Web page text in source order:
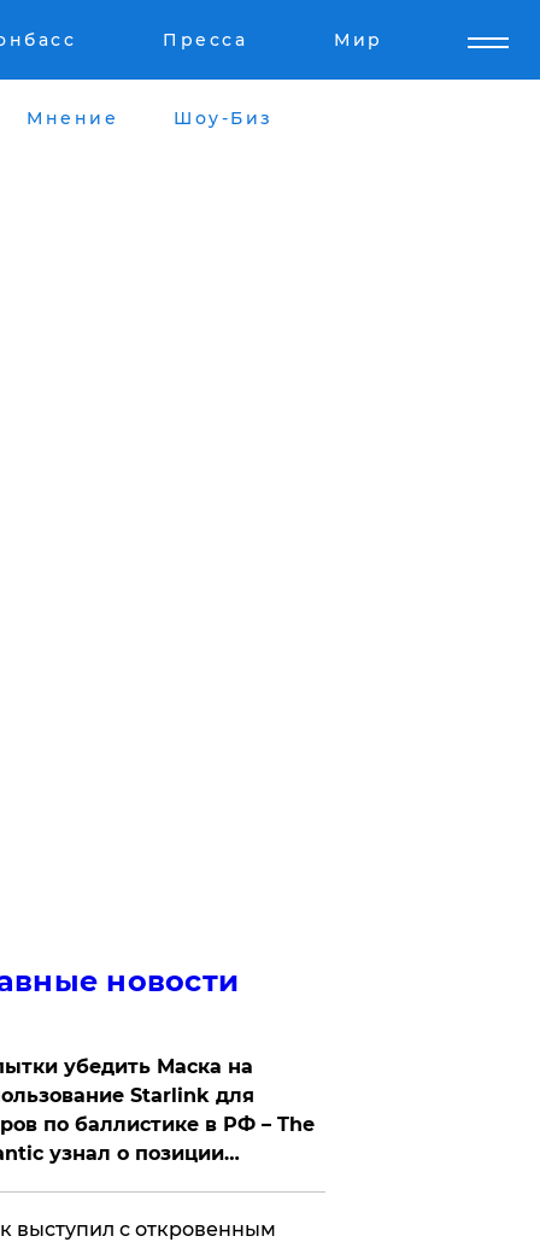
Пресса Мир
Мнение Шоу-Биз
новости
убедить Маска на
Starlink для
по баллистике в РФ – The
узнал о позиции
выступил с откровенным